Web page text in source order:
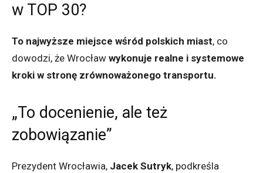
w TOP 30?
To najwyższe miejsce wśród polskich miast, co
dowodzi, że Wrocław wykonuje realne i systemowe
kroki w stronę zrównoważonego transportu.
„To docenienie, ale też
zobowiązanie”
Prezydent Wrocławia, Jacek Sutryk, podkreśla